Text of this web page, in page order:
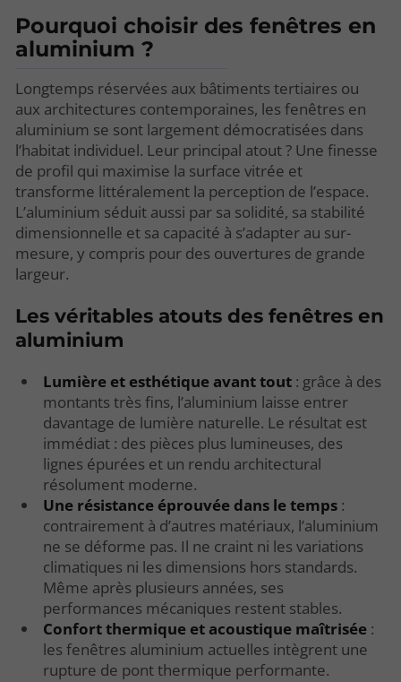
Pourquoi choisir des fenêtres en
aluminium ?
Longtemps réservées aux bâtiments tertiaires ou
aux architectures contemporaines, les fenêtres en
aluminium se sont largement démocratisées dans
l’habitat individuel. Leur principal atout ? Une finesse
de profil qui maximise la surface vitrée et
transforme littéralement la perception de l’espace.
L’aluminium séduit aussi par sa solidité, sa stabilité
dimensionnelle et sa capacité à s’adapter au sur-
mesure, y compris pour des ouvertures de grande
largeur.
Les véritables atouts des fenêtres en
aluminium
Lumière et esthétique avant tout : grâce à des
montants très fins, l’aluminium laisse entrer
davantage de lumière naturelle. Le résultat est
immédiat : des pièces plus lumineuses, des
lignes épurées et un rendu architectural
résolument moderne.
Une résistance éprouvée dans le temps :
contrairement à d’autres matériaux, l’aluminium
ne se déforme pas. Il ne craint ni les variations
climatiques ni les dimensions hors standards.
Même après plusieurs années, ses
performances mécaniques restent stables.
Confort thermique et acoustique maîtrisée :
les fenêtres aluminium actuelles intègrent une
rupture de pont thermique performante.